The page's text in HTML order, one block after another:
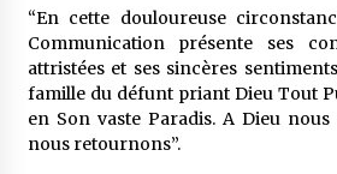
“En cette douloureuse
Communication présente ses
attristées et ses sincères
famille du défunt priant Dieu Tout
en Son vaste Paradis. A Dieu
nous retournons”.